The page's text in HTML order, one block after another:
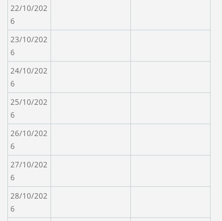
22/10/202
6
23/10/202
6
24/10/202
6
25/10/202
6
26/10/202
6
27/10/202
6
28/10/202
6